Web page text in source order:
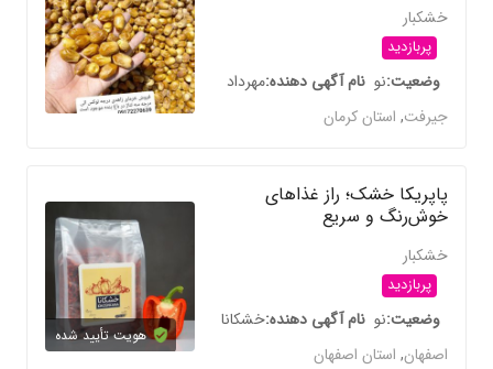
خشکبار
پربازدید
وضعیتنو نام آگهی دهندهمهرداد
جیرفت,استان کرمان
پاپریکا خشک؛ راز غذاهای
خوش‌رنگ و سریع
خشکبار
پربازدید
وضعیتنو نام آگهی دهندهخشکانا
اصفهان,استان اصفهان
هویت تأیید شده